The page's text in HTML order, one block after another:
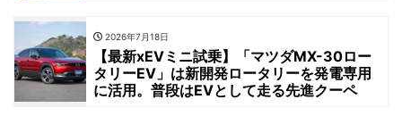
2026年7月18日
【最新xEVミニ試乗】「マツダMX-30ロー
タリーEV」は新開発ロータリーを発電専用
に活用。普段はEVとして走る先進クーペ